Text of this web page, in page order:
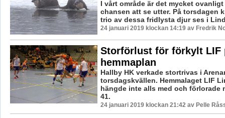
I vårt område är det mycket
chansen att se utter. På torsdagen
trio av dessa fridlysta djur ses i
24 januari 2019 klockan 14:19 av Fredrik
Storförlust för förkylt LIF
hemmaplan
Hallby HK verkade stortrivas i
torsdagskvällen. Hemmalaget LIF
hängde inte alls med och förlorade
41.
24 januari 2019 klockan 21:42 av Pelle